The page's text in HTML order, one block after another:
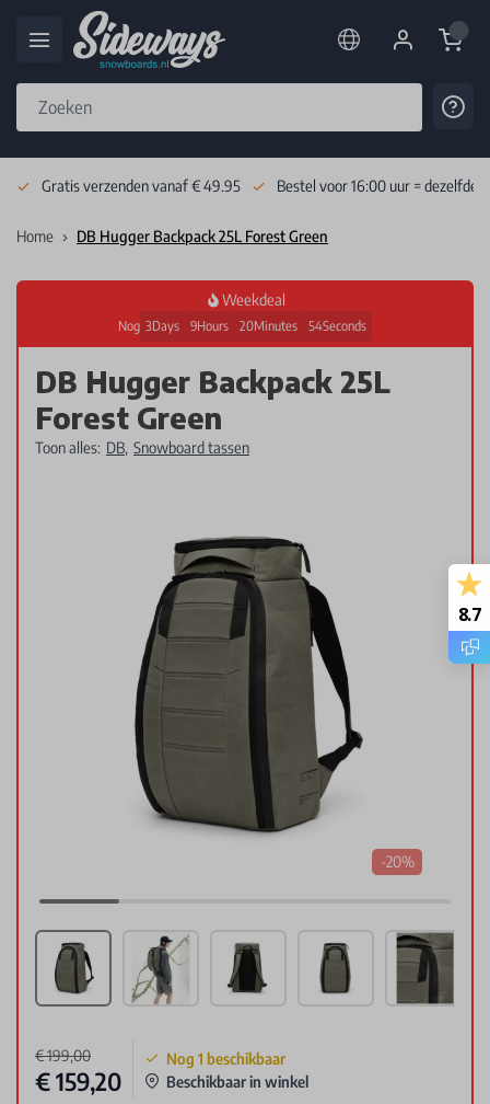
Cart
Gratis verzenden vanaf € 49.95 Bestel voor 16:00 uur = dezelfde
Home DB Hugger Backpack 25L Forest Green
Weekdeal
Nog 3Days 9Hours 20Minutes 54Seconds
DB Hugger Backpack 25L
Forest Green
Toon alles: DB, Snowboard tassen
-20%
€ 199,00
€ 159,20
Nog 1 beschikbaar
Beschikbaar in winkel
8.7